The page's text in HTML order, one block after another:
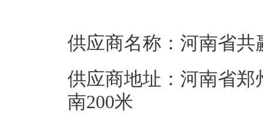
供应商名称：河南省
供应商地址：河南省
南200米